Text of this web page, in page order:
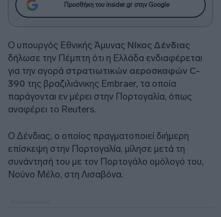
Προσθήκη του insider.gr στην Google
Ο υπουργός Εθνικής Άμυνας Νίκος Δένδιας
δήλωσε την Πέμπτη ότι η Ελλάδα ενδιαφέρεται
για την αγορά στρατιωτικών αεροσκαφών C-
390 της βραζιλιάνικης Embraer, τα οποία
παράγονται εν μέρει στην Πορτογαλία, όπως
αναφέρει το Reuters.
Ο Δένδιας, ο οποίος πραγματοποιεί διήμερη
επίσκεψη στην Πορτογαλία, μίλησε μετά τη
συνάντησή του με τον Πορτογάλο ομόλογό του,
Νούνο Μέλο, στη Λισαβόνα.